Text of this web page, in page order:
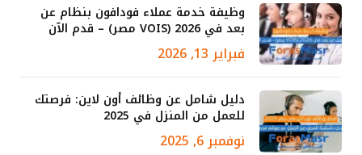
وظيفة خدمة عملاء فودافون بنظام عن
بعد في 2026 (VOIS مصر) – قدم الآن
فبراير 13, 2026
دليل شامل عن وظائف أون لاين: فرصتك
للعمل من المنزل في 2025
نوفمبر 6, 2025